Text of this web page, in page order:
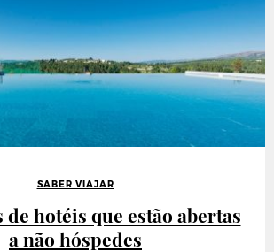
SABER VIAJAR
de hotéis que estão abertas
a não hóspedes